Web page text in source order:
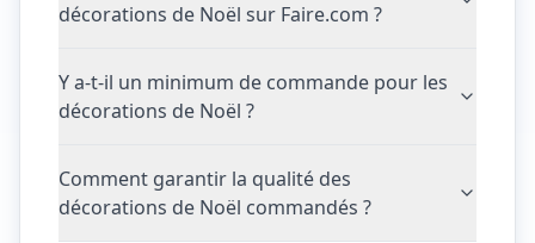
décorations de Noël sur Faire.com ?
Y a-t-il un minimum de commande pour les
décorations de Noël ?
Comment garantir la qualité des
décorations de Noël commandés ?